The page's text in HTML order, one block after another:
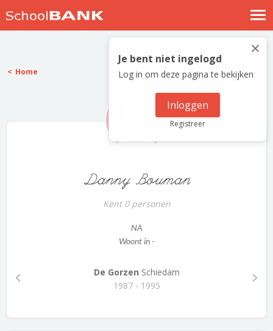
Nostalgische verhalen
Log in
Meld je gratis aan
×
Je bent niet ingelogd
Log in om deze pagina te bekijken
Inloggen
Registreer
Home
Danny Bouman
Kent 0 personen
NA
Woont in -
De Gorzen Schiedam
1987 - 1995